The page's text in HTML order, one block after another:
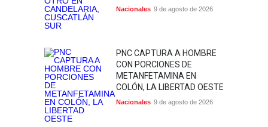
Nacionales 9 de agosto de 2026
PNC CAPTURA A HOMBRE
CON PORCIONES DE
METANFETAMINA EN
COLÓN, LA LIBERTAD OESTE
Nacionales 9 de agosto de 2026